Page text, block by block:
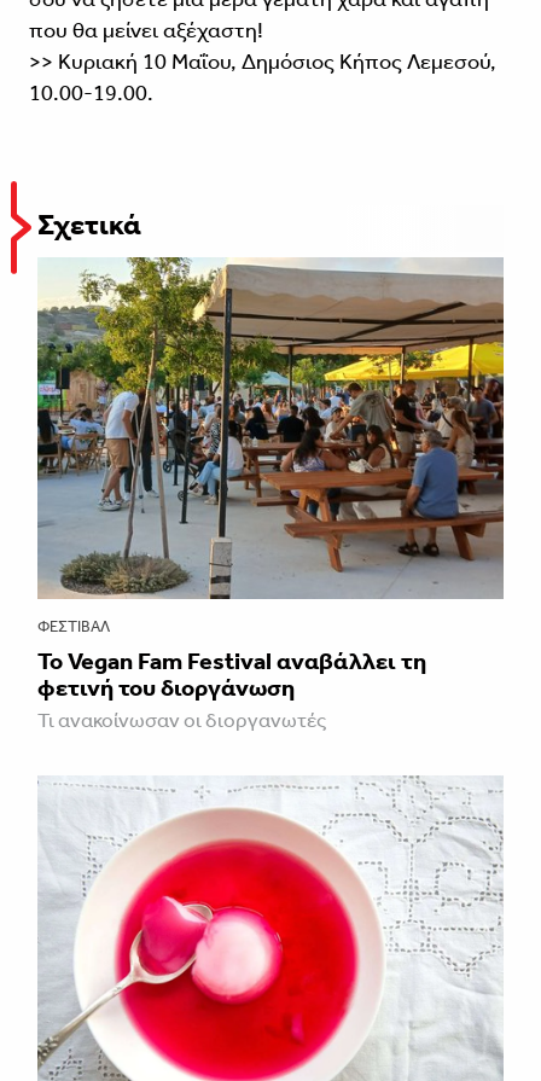
που θα μείνει αξέχαστη!
>> Κυριακή 10 Μαΐου, Δημόσιος Κήπος Λεμεσού,
10.00-19.00.
Σχετικά
ΦΕΣΤΙΒΑΛ
Το Vegan Fam Festival αναβάλλει τη
φετινή του διοργάνωση
Τι ανακοίνωσαν οι διοργανωτές